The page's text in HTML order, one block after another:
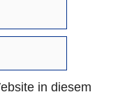
in diesem